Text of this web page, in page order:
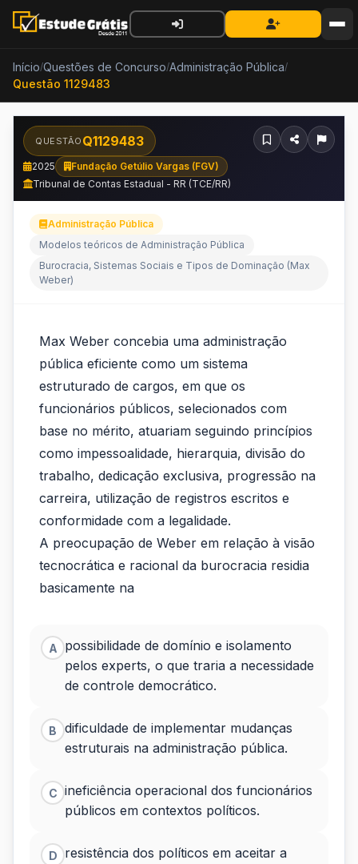
Início/Questões de Concurso/Administração Pública/
Questão 1129483
QUESTÃO Q1129483
2025
Fundação Getúlio Vargas (FGV)
Tribunal de Contas Estadual - RR (TCE/RR)
Administração Pública
Modelos teóricos de Administração Pública
Burocracia, Sistemas Sociais e Tipos de Dominação (Max
Weber)
Max
Weber
concebia
uma
administração
pública...
Max Weber concebia uma administração
pública eficiente como um sistema
estruturado de cargos, em que os
funcionários públicos, selecionados com
base no mérito, atuariam seguindo princípios
como impessoalidade, hierarquia, divisão do
trabalho, dedicação exclusiva, progressão na
carreira, utilização de registros escritos e
conformidade com a legalidade.
A preocupação de Weber em relação à visão
tecnocrática e racional da burocracia residia
basicamente na
A
possibilidade de domínio e isolamento
pelos experts, o que traria a necessidade
de controle democrático.
B
dificuldade de implementar mudanças
estruturais na administração pública.
C ineficiência operacional dos funcionários
públicos em contextos políticos.
D
resistência dos políticos em aceitar a